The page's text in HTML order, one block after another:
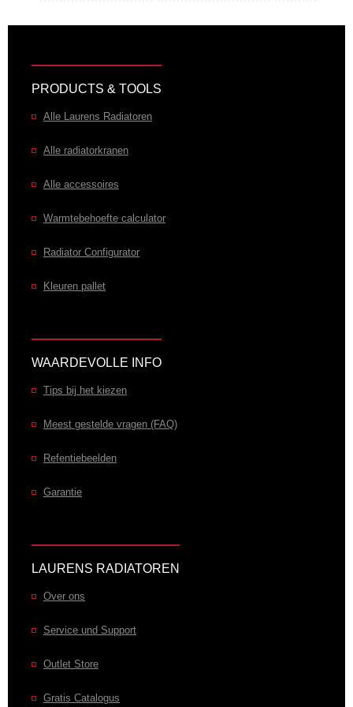
PRODUCTS & TOOLS
Alle Laurens Radiatoren
Alle radiatorkranen
Alle accessoires
Warmtebehoefte calculator
Radiator Configurator
Kleuren pallet
WAARDEVOLLE INFO
Tips bij het kiezen
Meest gestelde vragen (FAQ)
Refentiebeelden
Garantie
LAURENS RADIATOREN
Over ons
Service und Support
Outlet Store
Gratis Catalogus